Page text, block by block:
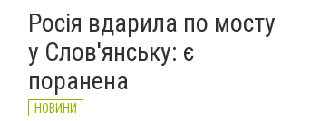
Росія вдарила по мосту
у Слов'янську: є
поранена
НОВИНИ